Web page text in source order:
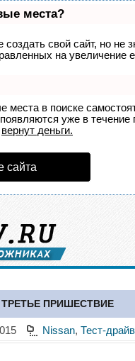
места?
свой сайт, но не
на увеличение
места в поиске
уже в
вернут деньги.
сайта
ТРЕТЬЕ ПРИШЕСТВИЕ
Nissan, Тест-